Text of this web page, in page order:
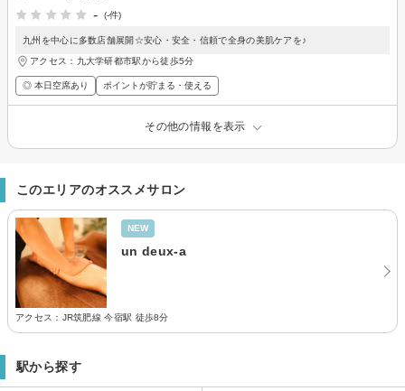
-
(-件)
九州を中心に多数店舗展開☆安心・安全・信頼で全身の美肌ケアを♪
アクセス：九大学研都市駅から徒歩5分
◎ 本日空席あり ポイントが貯まる・使える
その他の情報を表示
このエリアのオススメサロン
NEW
un deux-a
アクセス：JR筑肥線 今宿駅 徒歩8分
駅から探す